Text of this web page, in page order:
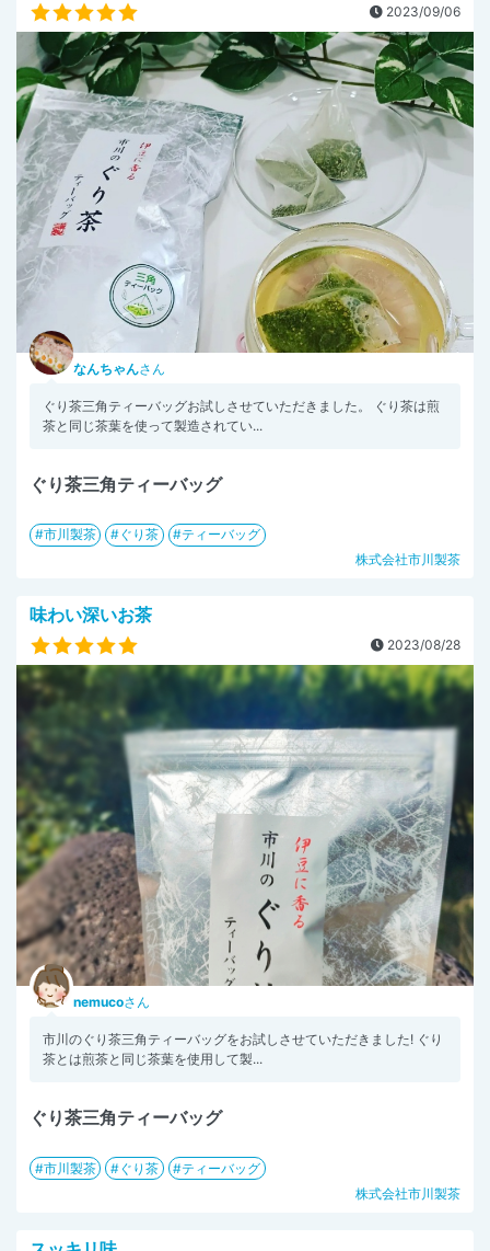
2023/09/06
なんちゃんさん
ぐり茶三角ティーバッグお試しさせていただきました。 ぐり茶は煎
茶と同じ茶葉を使って製造されてい...
ぐり茶三角ティーバッグ
市川製茶 ぐり茶
ティーバッグ
株式会社市川製茶
味わい深いお茶
2023/08/28
nemucoさん
市川のぐり茶三角ティーバッグをお試しさせていただきました! ぐり
茶とは煎茶と同じ茶葉を使用して製...
ぐり茶三角ティーバッグ
市川製茶 ぐり茶
ティーバッグ
株式会社市川製茶